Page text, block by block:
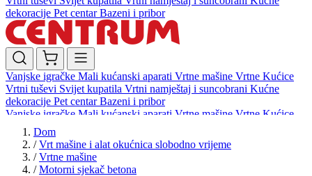
dekoracije Pet centarBazeni i pribor
Vanjske igračke Mali kućanski aparati Vrtne mašine Vrtne Kućice
Vrtni tuševi Svijet kupatila Vrtni namještaj i suncobrani Kućne
dekoracije Pet centarBazeni i pribor
Vanjske igračke Mali kućanski aparati Vrtne mašine Vrtne Kućice
Vrtni tuševi
dekoracijePet centar Bazeni i pribor
Dom
/ Vrt mašine i alat okućnica slobodno vrijeme
/ Vrtne mašine
/ Motorni sjekač betona